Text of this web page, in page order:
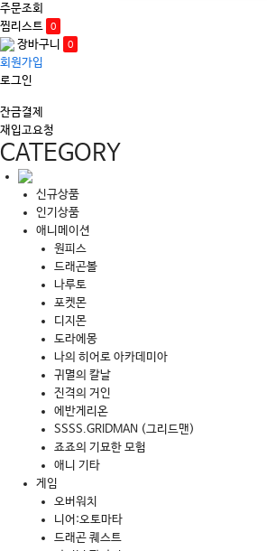
주문조회
찜리스트
0
장바구니 0
회원가입
로그인
잔금결제
재입고요청
CATEGORY
신규상품
인기상품
애니메이션
원피스
드래곤볼
나루토
포켓몬
디지몬
도라에몽
나의 히어로 아카데미아
귀멸의 칼날
진격의 거인
에반게리온
SSSS.GRIDMAN (그리드맨)
죠죠의 기묘한 모험
애니 기타
게임
오버워치
니어:오토마타
드래곤 퀘스트